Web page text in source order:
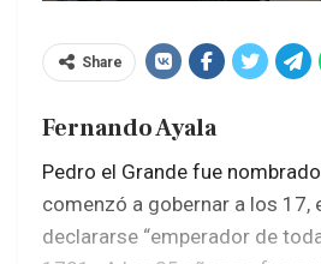
Share
Fernando Ayala
Pedro el Grande fue
comenzó a gobernar a los 17,
declararse “emperador de